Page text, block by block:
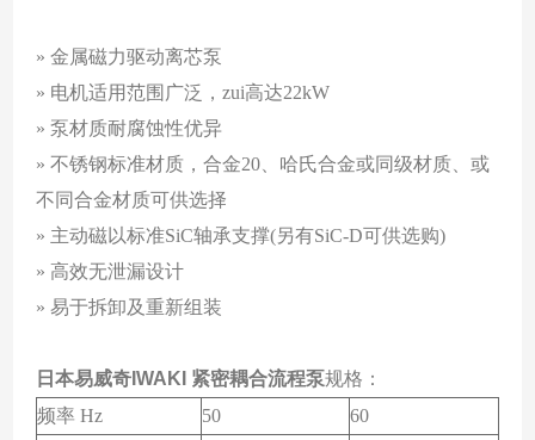
» 金属磁力驱动离芯泵
» 电机适用范围广泛，zui高达22kW
» 泵材质耐腐蚀性优异
» 不锈钢标准材质，合金20、哈氏合金或同级材质、或
不同合金材质可供选择
» 主动磁以标准SiC轴承支撑(另有SiC-D可供选购)
» 高效无泄漏设计
» 易于拆卸及重新组装
日本易威奇IWAKI 紧密耦合流程泵规格：
频率 Hz
50
60